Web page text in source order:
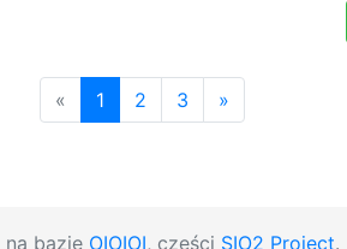
« 1 2 3 »
na bazie OIOIOI, części SIO2 Project.